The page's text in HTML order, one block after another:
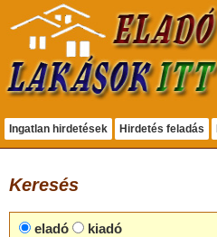
Ingatlan hirdetések Hirdetés feladás
Keresés
eladó
kiadó